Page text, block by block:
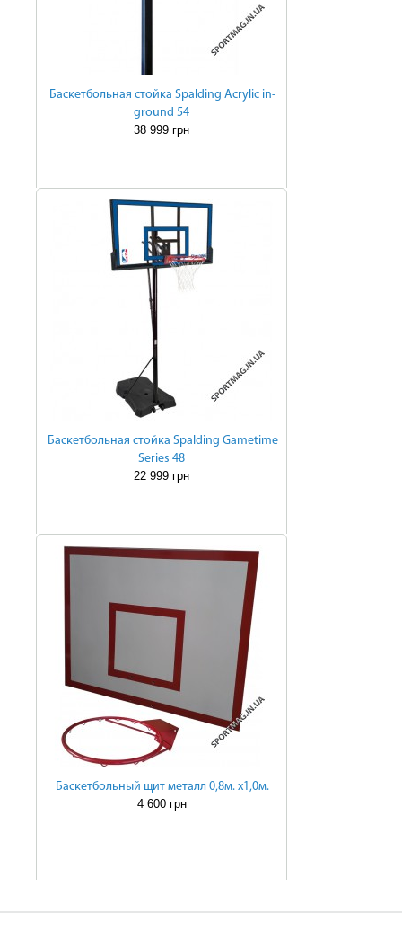
Баскетбольная стойка Spalding Acrylic in-
ground 54
38 999 грн
Баскетбольная стойка Spalding Gametime
Series 48
22 999 грн
Баскетбольный щит металл 0,8м. х1,0м.
4 600 грн